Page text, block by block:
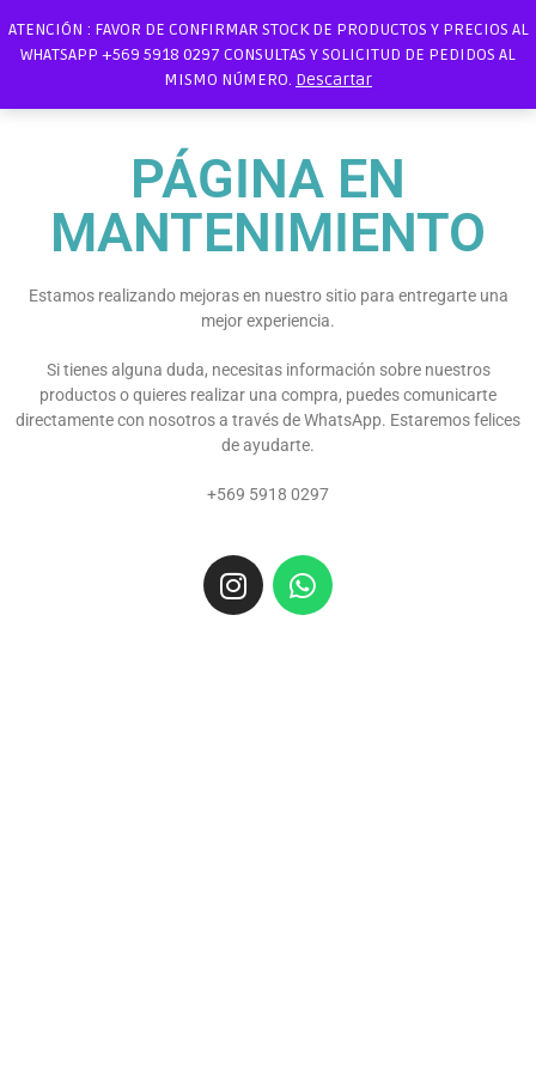
ATENCIÓN : FAVOR DE CONFIRMAR STOCK DE PRODUCTOS Y PRECIOS AL
WHATSAPP +569 5918 0297 CONSULTAS Y SOLICITUD DE PEDIDOS AL
MISMO NÚMERO. Descartar
PÁGINA EN
MANTENIMIENTO
Estamos realizando mejoras en nuestro sitio para entregarte una
mejor experiencia.
Si tienes alguna duda, necesitas información sobre nuestros
productos o quieres realizar una compra, puedes comunicarte
directamente con nosotros a través de WhatsApp. Estaremos felices
de ayudarte.
+569 5918 0297